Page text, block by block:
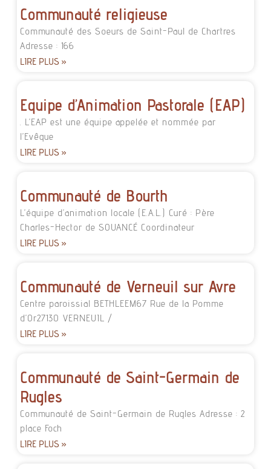
Communauté religieuse
Communauté des Soeurs de Saint-Paul de Chartres
Adresse : 166
LIRE PLUS »
Equipe d’Animation Pastorale (EAP)
. L’EAP est une équipe appelée et nommée par
l’Evêque
LIRE PLUS »
Communauté de Bourth
L’équipe d’animation locale (E.A.L.) Curé : Père
Charles-Hector de SOUANCÉ Coordinateur
LIRE PLUS »
Communauté de Verneuil sur Avre
Centre paroissial BETHLEEM67 Rue de la Pomme
d’Or27130 VERNEUIL /
LIRE PLUS »
Communauté de Saint-Germain de
Rugles
Communauté de Saint-Germain de Rugles Adresse : 2
place Foch
LIRE PLUS »